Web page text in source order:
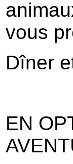
vous
Dîner
EN